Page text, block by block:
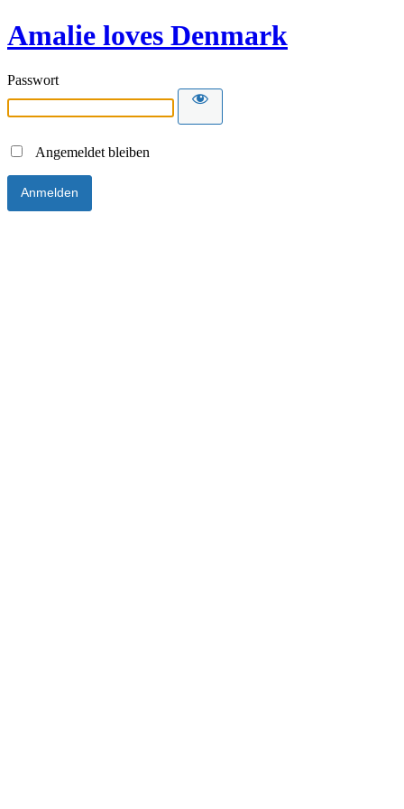
Amalie loves Denmark
Passwort
Angemeldet bleiben